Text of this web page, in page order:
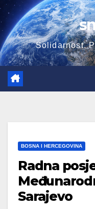
Skip
to
content
Solidarnost.
BOSNA I HERCEGOVINA
Radna
Sarajevo